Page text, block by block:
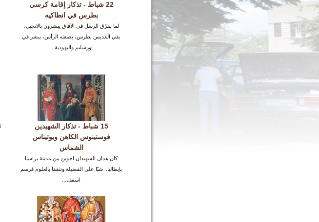
22 شباط - تذكار إقامة كرسي
بطرس في انطاكيه
لما تفرّق الرسل في الآفاق يبشرون بالانجيل،
بقي القديس بطرس، بصفته الرأس، يبشر في
اورشليم واليهودية...
15 شباط - تذكار الشهيدين
فوستينوس الكاهن ويوتيناس
الشماس
كان هذان الشهيدان اخوين من مدينة براشيا
بإيطاليا. شبّا على الفضيلة وتثقفا بالعلوم فرسم
اسقف...